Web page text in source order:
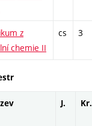
z
chemie II
cs 3
J. Kr.